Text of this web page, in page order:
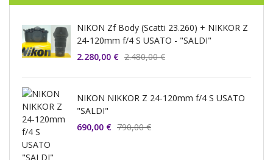
NIKON Zf Body (Scatti 23.260) + NIKKOR Z
24-120mm f/4 S USATO - "SALDI"
2.280,00 € 2.480,00 €
NIKON NIKKOR Z 24-120mm f/4 S USATO
"SALDI"
690,00 € 790,00 €